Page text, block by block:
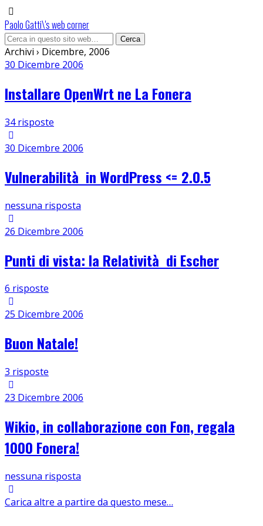
Paolo Gatti\'s web corner
Archivi › Dicembre, 2006
30 Dicembre 2006
Installare OpenWrt ne La Fonera
34 risposte
30 Dicembre 2006
Vulnerabilità in WordPress <= 2.0.5
nessuna risposta
26 Dicembre 2006
Punti di vista: la Relatività di Escher
6 risposte
25 Dicembre 2006
Buon Natale!
3 risposte
23 Dicembre 2006
Wikio, in collaborazione con Fon, regala
1000 Fonera!
nessuna risposta
Carica altre a partire da questo mese…